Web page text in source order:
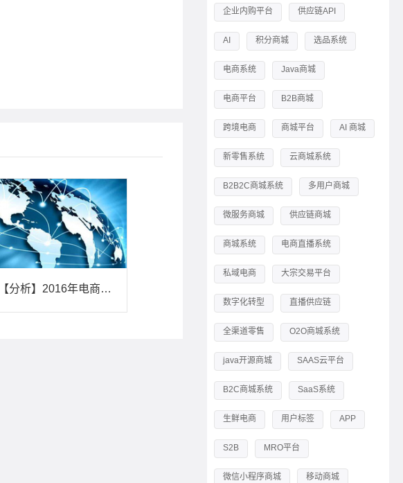
【分析】2016年电商市场的七大趋势
企业内购平台 供应链API
AI 积分商城 选品系统
电商系统 Java商城
电商平台 B2B商城
跨境电商 商城平台 AI 商城
新零售系统 云商城系统
B2B2C商城系统 多用户商城
微服务商城 供应链商城
商城系统 电商直播系统
私域电商 大宗交易平台
数字化转型 直播供应链
全渠道零售 O2O商城系统
java开源商城 SAAS云平台
B2C商城系统 SaaS系统
生鲜电商 用户标签 APP
S2B MRO平台
微信小程序商城 移动商城